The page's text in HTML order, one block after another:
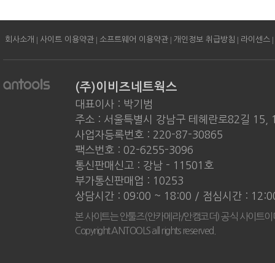
회사소개 | 사이트 이용약관 | 소프트웨어 이용약관 | 개인정보 취급방침 | 라이센스 |
(주)이비즈네트웍스
대표이사 : 박기범
주소 : 서울특별시 강남구 테헤란로82길 15,
사업자등록번호 : 220-87-30865
팩스번호 : 02-6255-3096
통신판매신고 : 강남 - 11501호
부가통신판매업 : 10253
상담시간 : 09:00 ~ 18:00 / 점심시간 :
본 사이트는 안툴즈(안카메라/안캠코더) 공식 사이트
Copyright ANTOOLS all rights reserved.